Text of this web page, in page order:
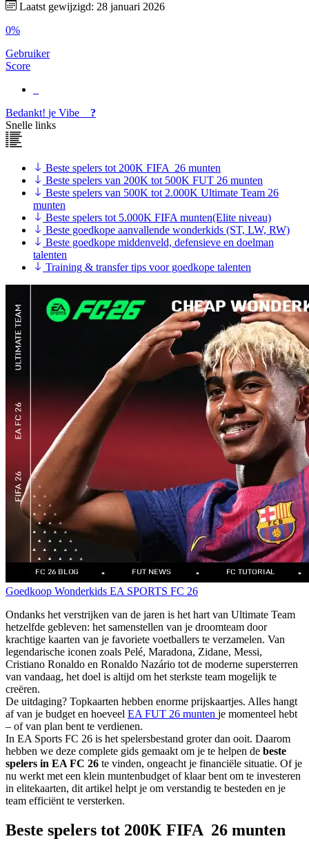
Laatst gewijzigd: 28 januari 2026
0%
Gebruiker
Score
Bedankt! je Vibe
?
Snelle links
Beste spelers tot 200K FIFA 26 munten
Beste spelers van 200K tot 500K FUT 26 munten
Beste spelers van 500K tot 2.000K Ultimate Team 26
munten
Beste spelers tot 5.000K FIFA munten(Elite niveau)
Beste goedkope aanvallende wonderkids (ST, LW, RW)
Beste goedkope middenveld, defensieve en doelman
talenten
Training & transfer tips voor goedkope talenten
Goedkoop Wonderkids EA SPORTS FC 26
Ondanks het verstrijken van de jaren is het hart van Ultimate Team
hetzelfde gebleven: het samenstellen van je droomteam door
krachtige kaarten van je favoriete voetballers te verzamelen. Van
legendarische iconen zoals Pelé, Maradona, Zidane, Messi,
Cristiano Ronaldo en Ronaldo Nazário tot de moderne supersterren
van vandaag, het doel is altijd om het sterkste team mogelijk te
creëren.
De uitdaging? Topkaarten hebben enorme prijskaartjes. Alles hangt
af van je budget en hoeveel EA FUT 26 munten je momenteel hebt
– of van plan bent te verdienen.
In EA Sports FC 26 is het spelersbestand groter dan ooit. Daarom
hebben we deze complete gids gemaakt om je te helpen de beste
spelers in EA FC 26 te vinden, ongeacht je financiële situatie. Of je
nu werkt met een klein muntenbudget of klaar bent om te investeren
in elitekaarten, dit artikel helpt je om verstandig te besteden en je
team efficiënt te versterken.
Beste spelers tot 200K FIFA 26 munten